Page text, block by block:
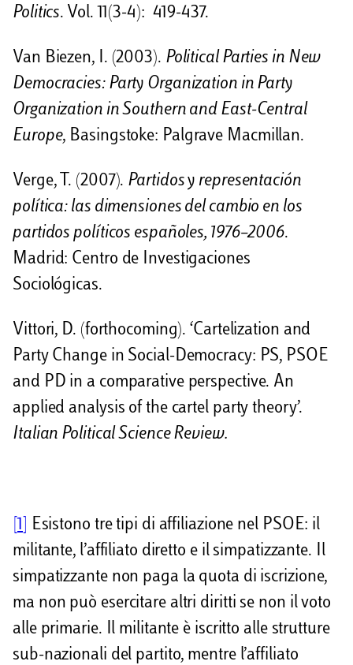
Politics. Vol. 11(3-4): 419-437.
Van Biezen, I. (2003). Political Parties in New
Democracies: Party Organization in Party
Organization in Southern and East-Central
Europe, Basingstoke: Palgrave Macmillan.
Verge, T. (2007). Partidos y representación
política: las dimensiones del cambio en los
partidos políticos españoles, 1976–2006.
Madrid: Centro de Investigaciones
Sociológicas.
Vittori, D. (forthocoming). ‘Cartelization and
Party Change in Social-Democracy: PS, PSOE
and PD in a comparative perspective. An
applied analysis of the cartel party theory’.
Italian Political Science Review.
[1]
Esistono tre tipi di affiliazione nel PSOE: il
militante, l’affiliato diretto e il simpatizzante. Il
simpatizzante non paga la quota di iscrizione,
ma non può esercitare altri diritti se non il voto
alle primarie. Il militante è iscritto alle strutture
sub-nazionali del partito, mentre l’affiliato